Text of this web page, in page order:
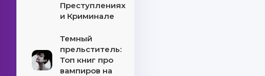
Преступлениях
и Криминале
Темный
прельститель:
Топ книг про
вампиров на